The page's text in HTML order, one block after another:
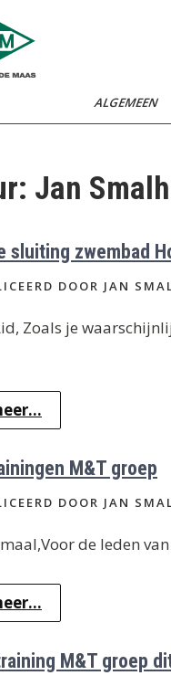
ALGEMEEN
Jan
sluiting zwembad
DOOR JAN
Zoals je
M&T groep
DOOR JAN
de leden
M&T groep